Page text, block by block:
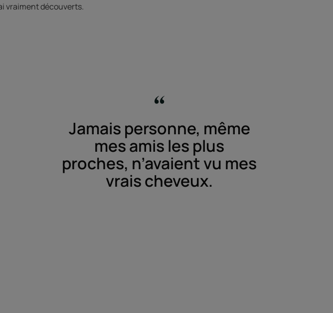
vraiment découverts.
Jamais personne, même
mes amis les plus
proches, n’avaient vu mes
vrais cheveux.